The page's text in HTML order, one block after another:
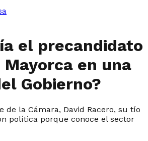
el precandidato
Mayorca en una
Gobierno?
de la Cámara, David Racero, su tío
política porque conoce el sector